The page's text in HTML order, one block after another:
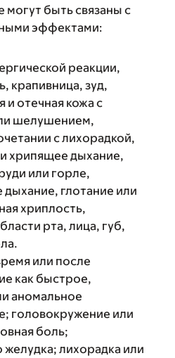
быть связаны с
эффектами:
реакции,
крапивница, зуд,
и отечная кожа с
шелушением,
с лихорадкой,
хрипящее дыхание,
или горле,
дыхание, глотание или
хриплость,
рта, лица, губ,
или после
как быстрое,
аномальное
головокружение или
боль;
желудка; лихорадка или